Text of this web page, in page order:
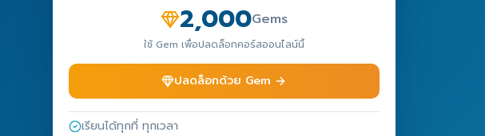
2,000Gems
ใช้ Gem เพื่อปลดล็อกคอร์สออนไลน์นี้
ปลดล็อกด้วย Gem
เรียนได้ทุกที่ ทุกเวลา